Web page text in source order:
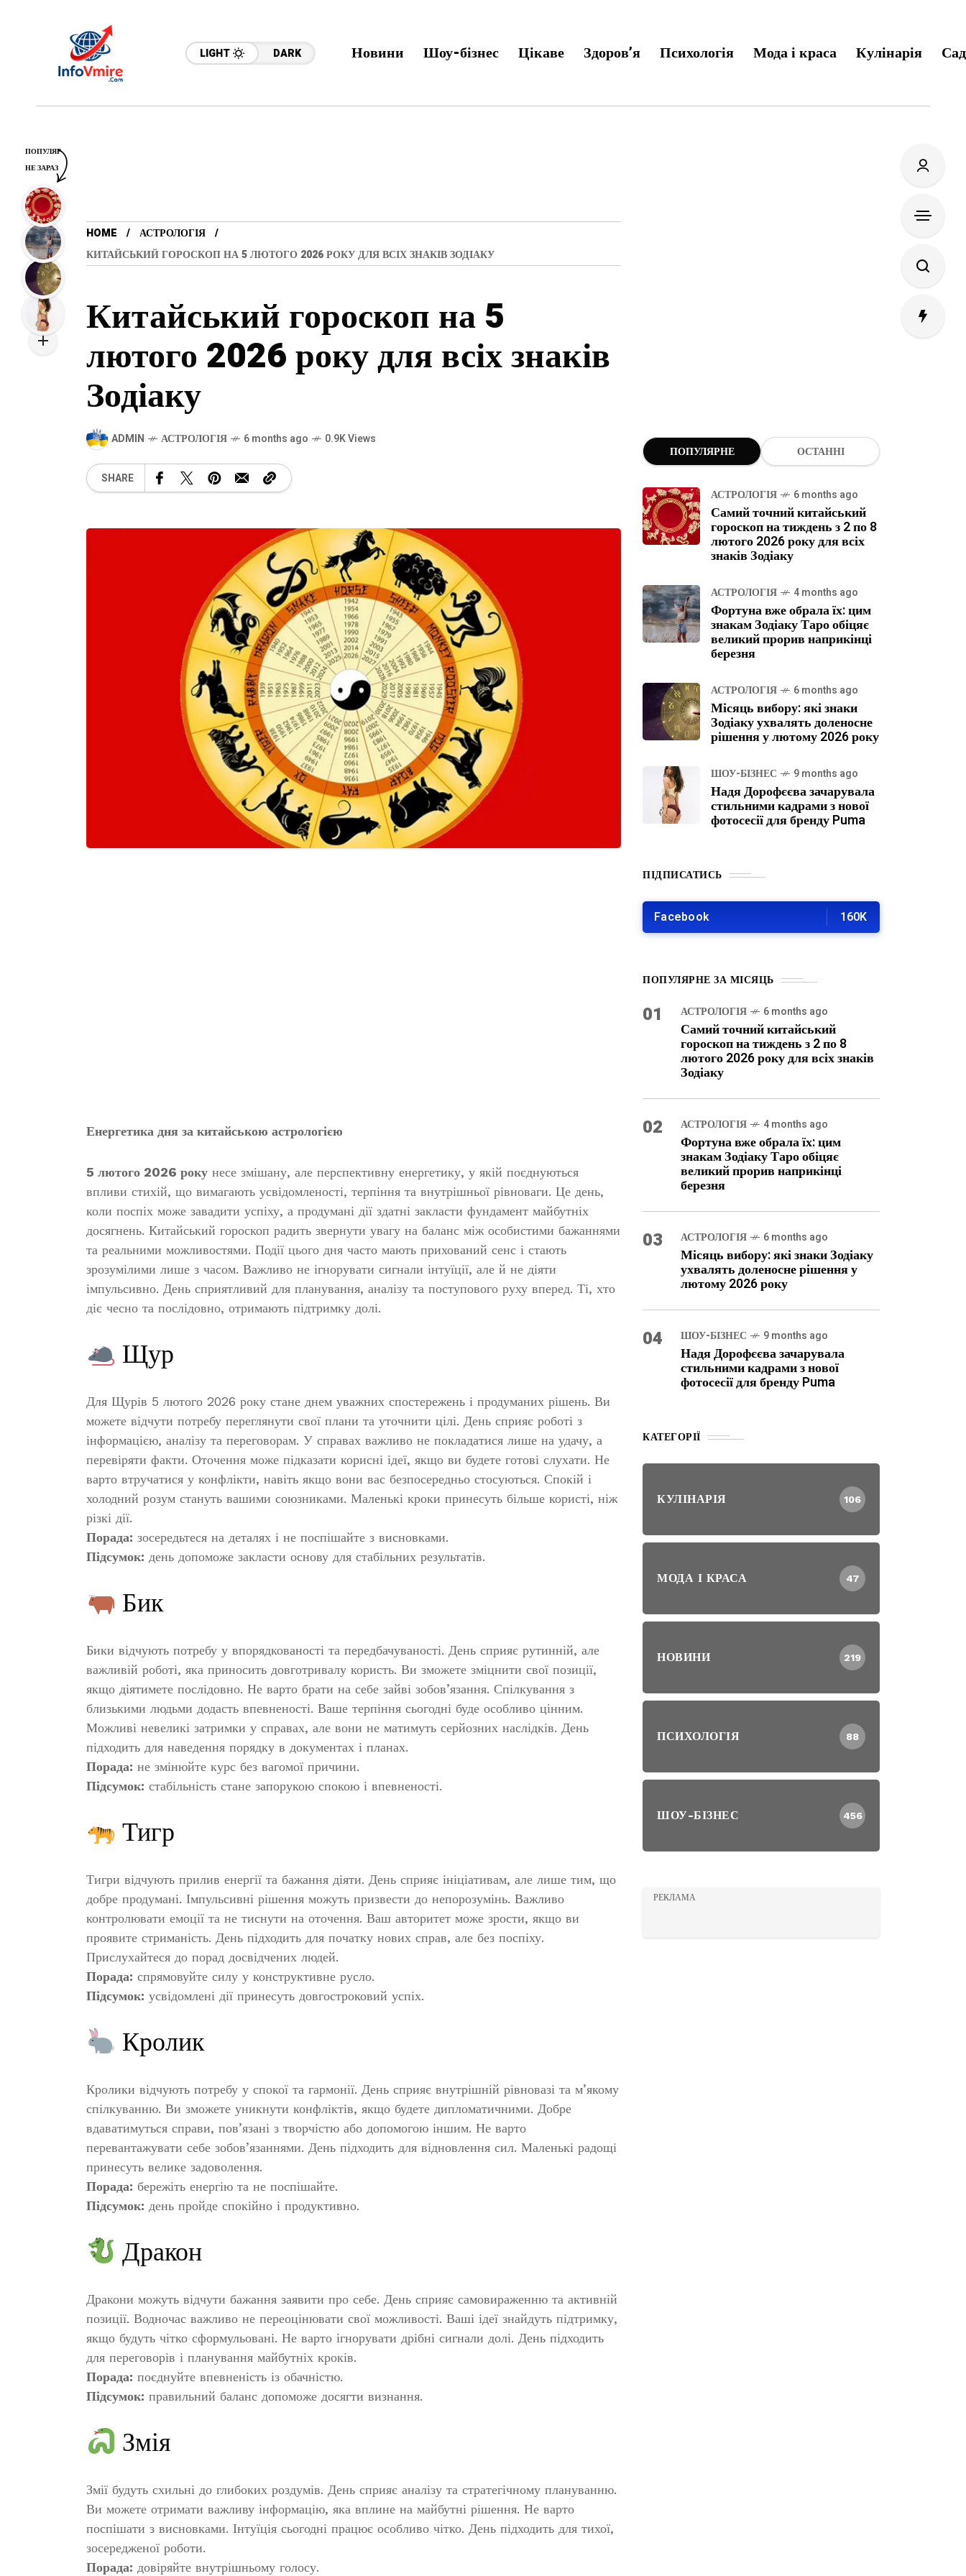
LIGHT DARK Новини Шоу-бізнес Цікаве Здоров’я Психологія Мода і краса Кулінарія
HOME
АСТРОЛОГІЯ
КИТАЙСЬКИЙ ГОРОСКОП НА 5 ЛЮТОГО 2026 РОКУ ДЛЯ ВСІХ ЗНАКІВ ЗОДІАКУ
Китайський гороскоп на 5
лютого 2026 року для всіх знаків
Зодіаку
ADMIN АСТРОЛОГІЯ 6 months ago 0.9K Views
SHARE
Енергетика дня за китайською астрологією
5 лютого 2026 року несе змішану, але перспективну енергетику, у якій поєднуються
впливи стихій, що вимагають усвідомленості, терпіння та внутрішньої рівноваги. Це день,
коли поспіх може завадити успіху, а продумані дії здатні закласти фундамент майбутніх
досягнень. Китайський гороскоп радить звернути увагу на баланс між особистими бажаннями
та реальними можливостями. Події цього дня часто мають прихований сенс і стають
зрозумілими лише з часом. Важливо не ігнорувати сигнали інтуїції, але й не діяти
імпульсивно. День сприятливий для планування, аналізу та поступового руху вперед. Ті, хто
діє чесно та послідовно, отримають підтримку долі.
Щур
Для Щурів 5 лютого 2026 року стане днем уважних спостережень і продуманих рішень. Ви
можете відчути потребу переглянути свої плани та уточнити цілі. День сприяє роботі з
інформацією, аналізу та переговорам. У справах важливо не покладатися лише на удачу, а
перевіряти факти. Оточення може підказати корисні ідеї, якщо ви будете готові слухати. Не
варто втручатися у конфлікти, навіть якщо вони вас безпосередньо стосуються. Спокій і
холодний розум стануть вашими союзниками. Маленькі кроки принесуть більше користі, ніж
різкі дії.
Порада: зосередьтеся на деталях і не поспішайте з висновками.
Підсумок: день допоможе закласти основу для стабільних результатів.
Бик
Бики відчують потребу у впорядкованості та передбачуваності. День сприяє рутинній, але
важливій роботі, яка приносить довготривалу користь. Ви зможете зміцнити свої позиції,
якщо діятимете послідовно. Не варто брати на себе зайві зобов’язання. Спілкування з
близькими людьми додасть впевненості. Ваше терпіння сьогодні буде особливо цінним.
Можливі невеликі затримки у справах, але вони не матимуть серйозних наслідків. День
підходить для наведення порядку в документах і планах.
Порада: не змінюйте курс без вагомої причини.
Підсумок: стабільність стане запорукою спокою і впевненості.
Тигр
Тигри відчують прилив енергії та бажання діяти. День сприяє ініціативам, але лише тим, що
добре продумані. Імпульсивні рішення можуть призвести до непорозумінь. Важливо
контролювати емоції та не тиснути на оточення. Ваш авторитет може зрости, якщо ви
проявите стриманість. День підходить для початку нових справ, але без поспіху.
Прислухайтеся до порад досвідчених людей.
Порада: спрямовуйте силу у конструктивне русло.
Підсумок: усвідомлені дії принесуть довгостроковий успіх.
Кролик
Кролики відчують потребу у спокої та гармонії. День сприяє внутрішній рівновазі та м’якому
спілкуванню. Ви зможете уникнути конфліктів, якщо будете дипломатичними. Добре
вдаватимуться справи, пов’язані з творчістю або допомогою іншим. Не варто
перевантажувати себе зобов’язаннями. День підходить для відновлення сил. Маленькі радощі
принесуть велике задоволення.
Порада: бережіть енергію та не поспішайте.
Підсумок: день пройде спокійно і продуктивно.
Дракон
Дракони можуть відчути бажання заявити про себе. День сприяє самовираженню та активній
позиції. Водночас важливо не переоцінювати свої можливості. Ваші ідеї знайдуть підтримку,
якщо будуть чітко сформульовані. Не варто ігнорувати дрібні сигнали долі. День підходить
для переговорів і планування майбутніх кроків.
Порада: поєднуйте впевненість із обачністю.
Підсумок: правильний баланс допоможе досягти визнання.
Змія
Змії будуть схильні до глибоких роздумів. День сприяє аналізу та стратегічному плануванню.
Ви можете отримати важливу інформацію, яка вплине на майбутні рішення. Не варто
поспішати з висновками. Інтуїція сьогодні працює особливо чітко. День підходить для тихої,
зосередженої роботи.
Порада: довіряйте внутрішньому голосу.
ПОПУЛЯРНЕ ОСТАННІ
АСТРОЛОГІЯ 6 months ago
Самий точний китайський
гороскоп на тиждень з 2 по 8
лютого 2026 року для всіх
знаків Зодіаку
АСТРОЛОГІЯ 4 months ago
Фортуна вже обрала їх: цим
знакам Зодіаку Таро обіцяє
великий прорив наприкінці
березня
АСТРОЛОГІЯ 6 months ago
Місяць вибору: які знаки
Зодіаку ухвалять доленосне
рішення у лютому 2026 року
ШОУ-БІЗНЕС 9 months ago
Надя Дорофєєва зачарувала
стильними кадрами з нової
фотосесії для бренду Puma
ПІДПИСАТИСЬ
Facebook 160K
ПОПУЛЯРНЕ ЗА МІСЯЦЬ
01 АСТРОЛОГІЯ 6 months ago
Самий точний китайський
гороскоп на тиждень з 2 по 8
лютого 2026 року для всіх знаків
Зодіаку
02 АСТРОЛОГІЯ 4 months ago
Фортуна вже обрала їх: цим
знакам Зодіаку Таро обіцяє
великий прорив наприкінці
березня
03 АСТРОЛОГІЯ 6 months ago
Місяць вибору: які знаки Зодіаку
ухвалять доленосне рішення у
лютому 2026 року
04 ШОУ-БІЗНЕС 9 months ago
Надя Дорофєєва зачарувала
стильними кадрами з нової
фотосесії для бренду Puma
КАТЕГОРІЇ
КУЛІНАРІЯ 106
МОДА І КРАСА 47
НОВИНИ 219
ПСИХОЛОГІЯ 88
ШОУ-БІЗНЕС 456
РЕКЛАМА
ПОПУЛЯР
НЕ ЗАРАЗ